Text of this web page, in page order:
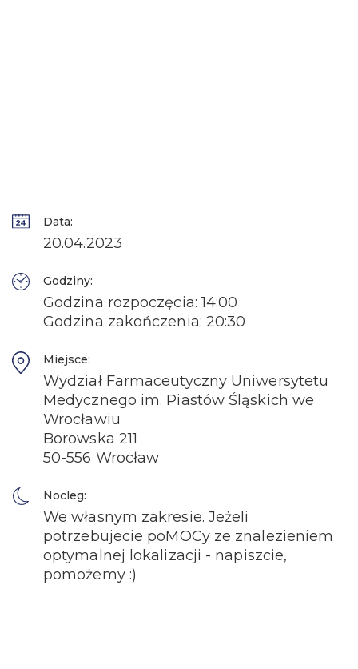
Data:
20.04.2023
Godziny:
Godzina rozpoczęcia: 14:00
Godzina zakończenia: 20:30
Miejsce:
Wydział Farmaceutyczny Uniwersytetu
Medycznego im. Piastów Śląskich we
Wrocławiu
Borowska 211
50-556 Wrocław
Nocleg:
We własnym zakresie. Jeżeli
potrzebujecie poMOCy ze znalezieniem
optymalnej lokalizacji - napiszcie,
pomożemy :)